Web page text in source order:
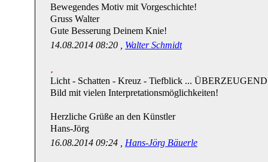
Bewegendes Motiv mit Vorgeschichte!
Gruss Walter
Gute Besserung Deinem Knie!
14.08.2014 08:20 , Walter Schmidt
Licht - Schatten - Kreuz - Tiefblick ... ÜBERZEUGEND
Bild mit vielen Interpretationsmöglichkeiten!
Herzliche Grüße an den Künstler
Hans-Jörg
16.08.2014 09:24 , Hans-Jörg Bäuerle